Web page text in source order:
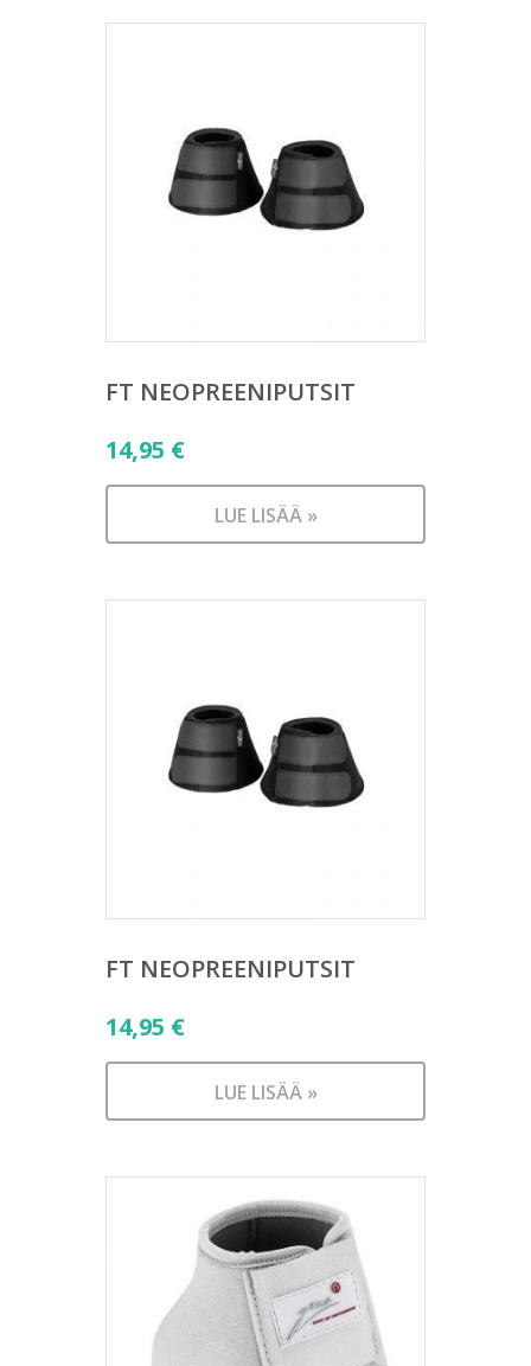
FT NEOPREENIPUTSIT
14,95 €
LUE LISÄÄ »
FT NEOPREENIPUTSIT
14,95 €
LUE LISÄÄ »